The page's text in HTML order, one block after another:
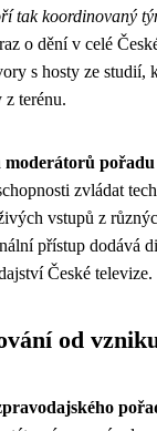
tak koordinovaný
o dění v celé
s hosty ze studií,
z terénu.
moderátorů
zvládat
vstupů z
přístup dodává
České televize.
od